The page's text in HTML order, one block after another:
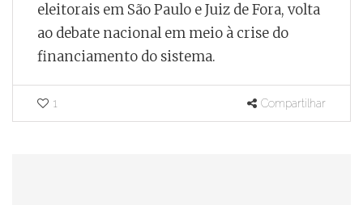
eleitorais em São Paulo e Juiz de Fora, volta
ao debate nacional em meio à crise do
financiamento do sistema.
1 Compartilhar